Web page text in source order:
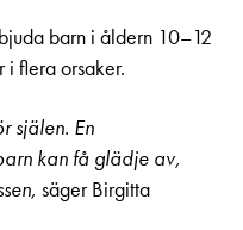
barn i åldern 10–12
i flera orsaker.
själen. En
kan få glädje av,
säger Birgitta